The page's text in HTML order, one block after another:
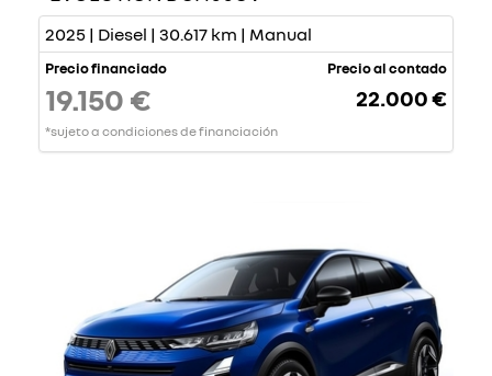
2025 | Diesel | 30.617 km | Manual
Precio financiado
19.150 €
*sujeto a condiciones de financiación
Precio al contado
22.000 €